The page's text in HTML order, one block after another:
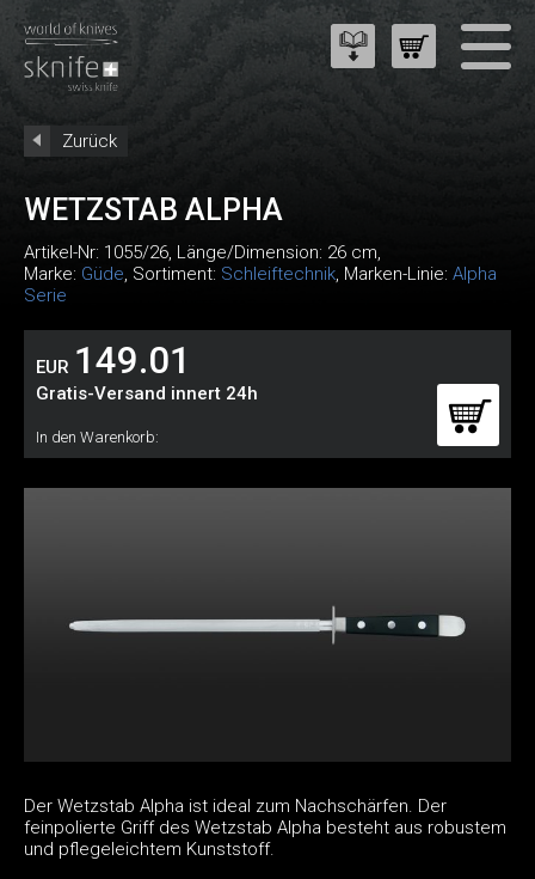
Zurück
WETZSTAB ALPHA
Artikel-Nr: 1055/26, Länge/Dimension: 26 cm,
Marke: Güde, Sortiment: Schleiftechnik, Marken-Linie: Alpha
Serie
EUR 149.01
Gratis-Versand innert 24h
In den Warenkorb:
Der Wetzstab Alpha ist ideal zum Nachschärfen. Der
feinpolierte Griff des Wetzstab Alpha besteht aus robustem
und pflegeleichtem Kunststoff.